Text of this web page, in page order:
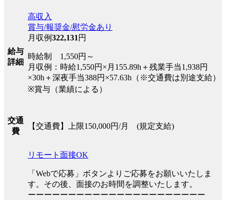
給与
詳細
高収入
賞与/報奨金/慰労金あり
月収例322,131 円
時給制 1,550円～
月収例：時給1,550円×月155.89h＋残業手当1,938円
×30h＋深夜手当388円×57.63h（※交通費は別途支給）
※賞与（業績による）
交通
費
【交通費】上限150,000円/月 (規定支給)
リモート面接OK
「Webで応募」ボタンよりご応募をお願いいたしま
す。その後、面接のお時間を調整いたします。
ーーーーーーーーーーーーーーーーーーーーーー